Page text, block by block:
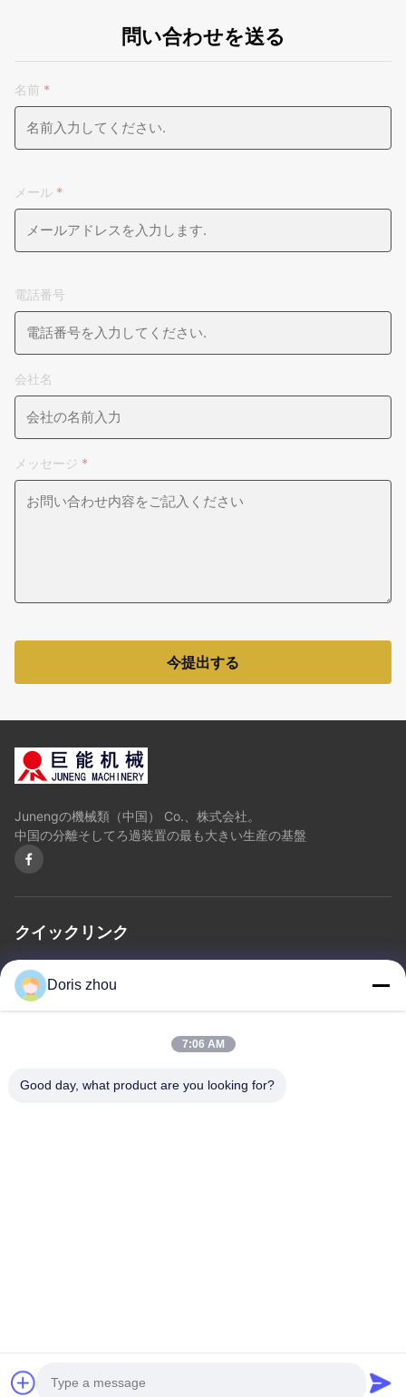
問い合わせを送る
名前 *
メール *
電話番号
会社名
メッセージ *
今提出する
Junengの機械類（中国） Co.、株式会社。
中国の分離そしてろ過装置の最も大きい生産の基盤
クイックリンク
ホーム
地図
住所: 朝陽の道、Zhotie の町、Yixing 都市江蘇 Province.China
Copyright © 2011-2026
. 無断
Doris zhou
7:06 AM
Good day, what product are you looking for?